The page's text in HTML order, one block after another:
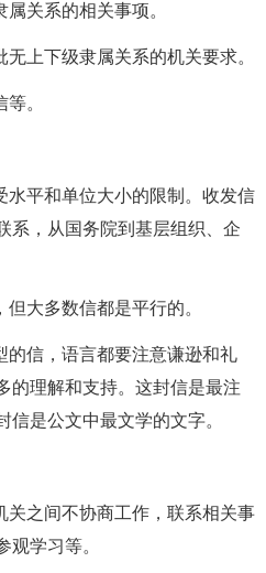
关系的相关事项。
上下级隶属关系的机关要求。
。
水平和单位大小的限制。收发信
系，从国务院到基层组织、企
大多数信都是平行的。
的信，语言都要注意谦逊和礼
的理解和支持。这封信是最注
是公文中最文学的文字。
关之间不协商工作，联系相关事
观学习等。